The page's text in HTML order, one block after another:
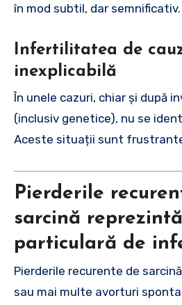
în mod subtil, dar semnificativ.
Infertilitatea de
inexplicabilă
În unele cazuri, chiar și după
(inclusiv genetice), nu se
Aceste situații sunt
Pierderile
sarcină
particulară de
Pierderile recurente de
sau mai multe avorturi